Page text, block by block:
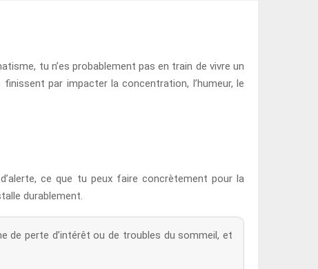
tu n’es probablement pas en train de vivre un
par impacter la concentration, l’humeur, le
ce que tu peux faire concrètement pour la
durablement.
de perte d’intérêt ou de troubles du sommeil, et